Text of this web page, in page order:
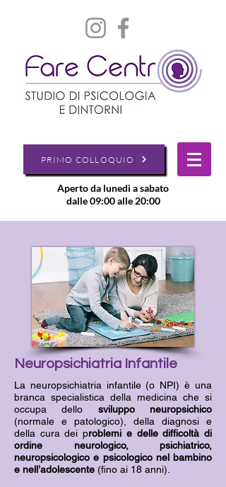
PRIMO COLLOQUIO
Aperto da lunedi a sabato
dalle 09:00 alle 20:00
Neuropsichiatria Infantile
La neuropsichiatria infantile (o NPI) è una
branca specialistica della medicina che si
occupa dello sviluppo neuropsichico
(normale e patologico), della diagnosi e
della cura dei problemi e delle difficoltà di
ordine neurologico, psichiatrico,
neuropsicologico e psicologico nel bambino
e nell’adolescente (fino ai 18 anni).